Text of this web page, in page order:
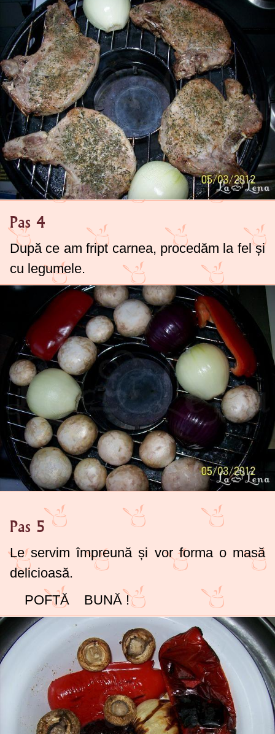
Pas 4
După ce am fript carnea, procedăm la fel și
cu legumele.
Pas 5
Le servim împreună și vor forma o masă
delicioasă.
POFTĂ BUNĂ !